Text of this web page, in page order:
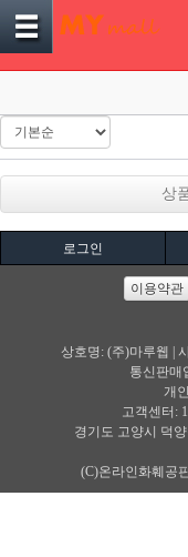
상
로그인
이용약관
상호명: (주)마루웹 |
통신판매
개
고객센터:
경기도 고양시 덕
(C)온라인화훼공